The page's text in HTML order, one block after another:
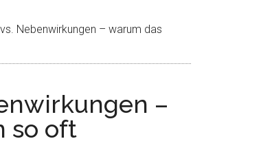
Nebenwirkungen – warum das
–
so oft